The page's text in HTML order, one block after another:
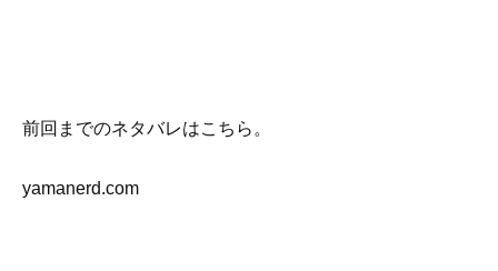
前回までのネタバレはこちら。
yamanerd.com